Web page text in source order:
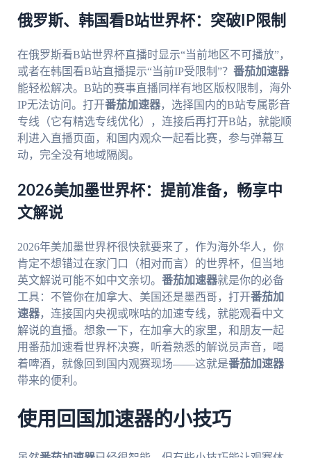
俄罗斯、韩国看B站世界杯：突破IP限制
在俄罗斯看B站世界杯直播时显示“当前地区不可播放”，
或者在韩国看B站直播提示“当前IP受限制”？ 番茄加速器
能轻松解决。B站的赛事直播同样有地区版权限制，海外
IP无法访问。打开番茄加速器，选择国内的B站专属影音
专线（它有精选专线优化），连接后再打开B站，就能顺
利进入直播页面，和国内观众一起看比赛，参与弹幕互
动，完全没有地域隔阂。
2026美加墨世界杯：提前准备，畅享中
文解说
2026年美加墨世界杯很快就要来了，作为海外华人，你
肯定不想错过在家门口（相对而言）的世界杯，但当地
英文解说可能不如中文亲切。 番茄加速器就是你的必备
工具：不管你在加拿大、美国还是墨西哥，打开番茄加
速器，连接国内央视或咪咕的加速专线，就能观看中文
解说的直播。想象一下，在加拿大的家里，和朋友一起
用番茄加速看世界杯决赛，听着熟悉的解说员声音，喝
着啤酒，就像回到国内观赛现场——这就是番茄加速器
带来的便利。
使用回国加速器的小技巧